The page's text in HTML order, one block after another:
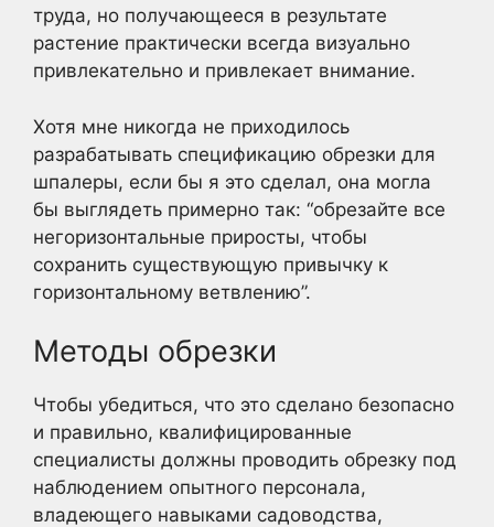
труда, но получающееся в результате
растение практически всегда визуально
привлекательно и привлекает внимание.
Хотя мне никогда не приходилось
разрабатывать спецификацию обрезки для
шпалеры, если бы я это сделал, она могла
бы выглядеть примерно так: “обрезайте все
негоризонтальные приросты, чтобы
сохранить существующую привычку к
горизонтальному ветвлению”.
Методы обрезки
Чтобы убедиться, что это сделано безопасно
и правильно, квалифицированные
специалисты должны проводить обрезку под
наблюдением опытного персонала,
владеющего навыками садоводства,